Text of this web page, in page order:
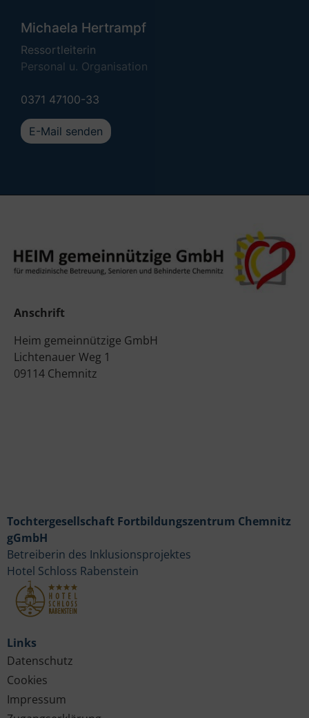
Michaela Hertrampf
Ressortleiterin
Personal u. Organisation
0371 47100-33
E-Mail senden
Anschrift
Heim gemeinnützige GmbH
Lichtenauer Weg 1
09114 Chemnitz
Links
Datenschutz
Cookies
Impressum
Tochtergesellschaft Fortbildungszentrum Chemnitz
gGmbH
Betreiberin des Inklusionsprojektes
Hotel Schloss Rabenstein